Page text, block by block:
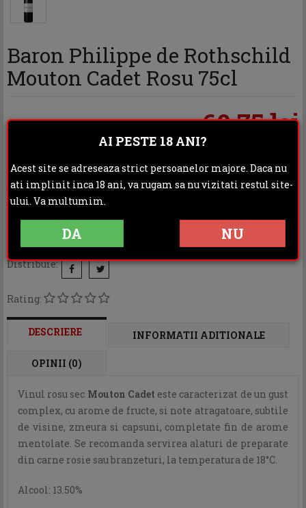
Baron Philippe de Rothschild
Mouton Cadet Rosu 75cl
60.75 lei
Vinuri
Distribuie:
Rating:
DESCRIERE INFORMATII ADITIONALE
OPINII (0)
Vinul rosu sec Mouton Cadet este caracterizat de un gust
complex, cu arome de fructe, si note atragatoare, subtile
de visine, zmeura si capsuni, completate fin de arome
mentolate. Se recomanda servirea alaturi de preparate
din carne rosie sau branzeturi, la temperatura de 18°C.
Alcool: 13.50%
AI PESTE 18 ANI?
Acest site se adreseaza strict persoanelor majore. Daca nu
ati implinit inca 18 ani, va rugam sa nu vizitati restul site-
ului. Va multumim.
DA NU